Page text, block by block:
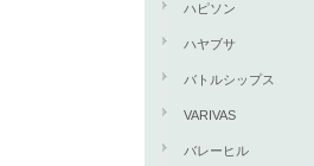
ハピソン
ハヤブサ
バトルシップス
VARIVAS
バレーヒル